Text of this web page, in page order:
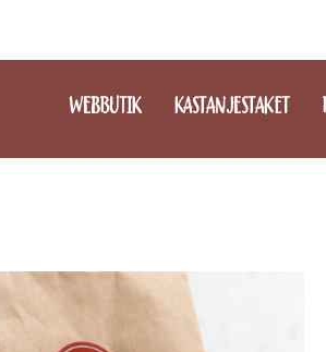
WEBBUTIK KASTANJESTAKET